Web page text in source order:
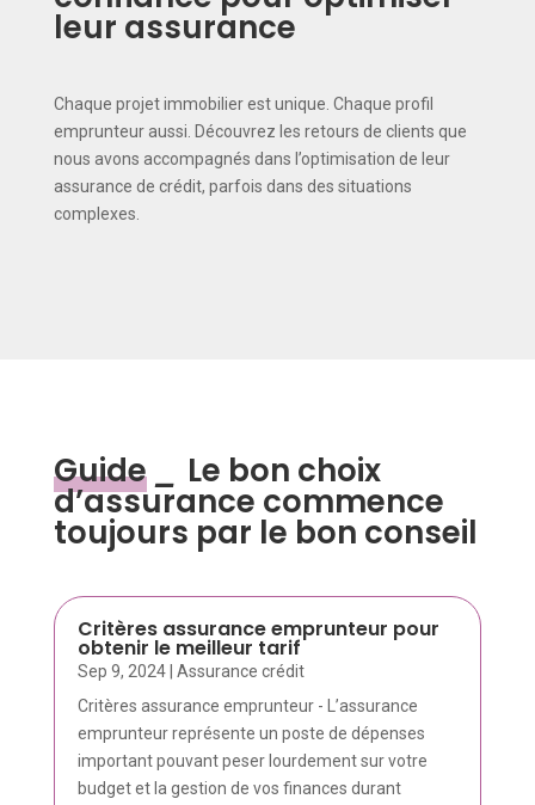
leur assurance
Chaque projet immobilier est unique. Chaque profil
emprunteur aussi. Découvrez les retours de clients que
nous avons accompagnés dans l’optimisation de leur
assurance de crédit, parfois dans des situations
complexes.
Guide _ Le bon choix
d’assurance commence
toujours par le bon conseil
Critères assurance emprunteur pour
obtenir le meilleur tarif
Sep 9, 2024| Assurance crédit
Critères assurance emprunteur - L’assurance
emprunteur représente un poste de dépenses
important pouvant peser lourdement sur votre
budget et la gestion de vos finances durant